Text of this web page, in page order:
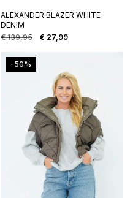
ALEXANDER BLAZER WHITE
DENIM
€139,95
Oorspronkelijke
prijs
was:
€ 139,95.
€ 27,99
Huidige
prijs
€ 27,99.
-50%